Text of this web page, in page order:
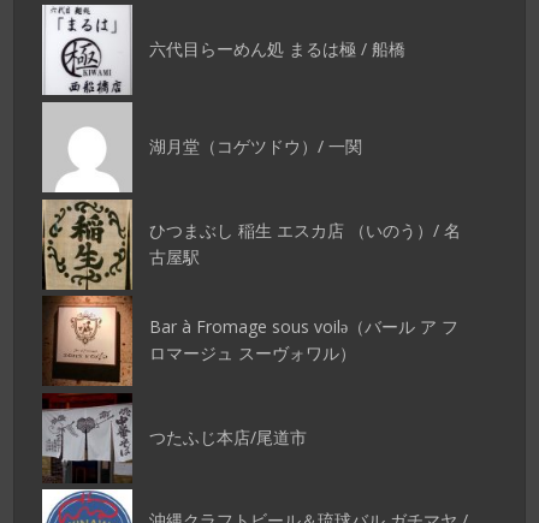
六代目らーめん処 まるは極 / 船橋
湖月堂（コゲツドウ）/ 一関
ひつまぶし 稲生 エスカ店 （いのう）/ 名
古屋駅
Bar à Fromage sous voilǝ（バール ア フ
ロマージュ スーヴォワル）
つたふじ本店/尾道市